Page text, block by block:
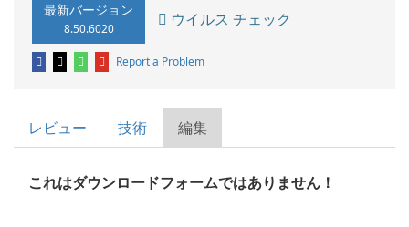
最新バージョン
8.50.6020 ウイルス チェック
Report a Problem
レビュー 技術 編集
これはダウンロードフォームではありません！